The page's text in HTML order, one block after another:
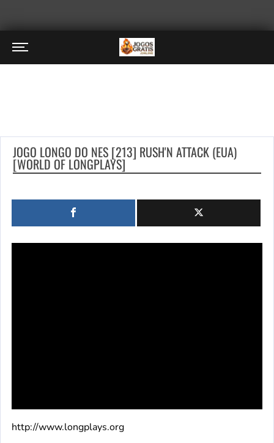
JOGO LONGO DO NES [213] RUSH'N ATTACK (EUA)
[WORLD OF LONGPLAYS]
http://www.longplays.org